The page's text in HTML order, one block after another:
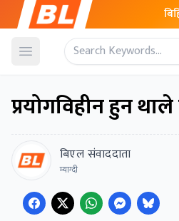
Open menu
प्रयोगविहीन हुन
बिएल संवाददाता
म्याग्दी